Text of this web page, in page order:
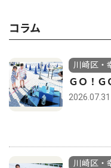
コラム
川崎区・
ＧＯ！Ｇ
2026.07.31
川崎区・